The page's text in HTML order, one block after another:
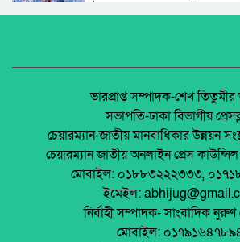
সাংবাদিকদের ওপর হামলা,
ভারতের যৌনপল্লি থেকে ১১
পাবনায় নেশার টাকা না পেয়ে
ছেলে গ্রেফতার।
৯৪ টি ইট ভাটা অবৈধ, আইন
জেলা আইন-শৃৃঙ্খলা কমিটির
পলাশবাড়ীতে এমইপি গ্রুপের
অনুষ্ঠিত।
জুলাই সনদ বাস্তবায়ন নিয়ে
বিক্ষোভ
ভারপ্রাপ্ত সম্পাদক-শেখ
সভাপতি-ঢাকা বিভাগীয়
চেয়ারম্যান-জাতীয় মানবাধিকার উন্নয়ন
চেয়ারম্যান জাতীয় অনলাইন প্রেস কাউন্সিল
মোবাইল: ০১৮৮৩২২২৩৩৩,
ইমেইল:
নির্বাহী সম্পাদক- সাংবাদিক
মোবাইল: